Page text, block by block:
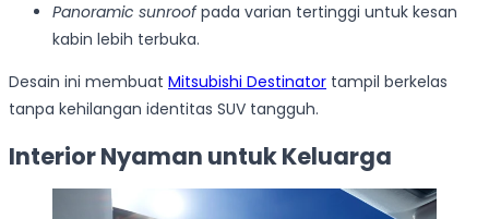
Panoramic sunroofpada varian tertinggi untuk kesan
kabin lebih terbuka.
Desain ini membuat Mitsubishi Destinator tampil berkelas
tanpa kehilangan identitas SUV tangguh.
Interior Nyaman untuk Keluarga